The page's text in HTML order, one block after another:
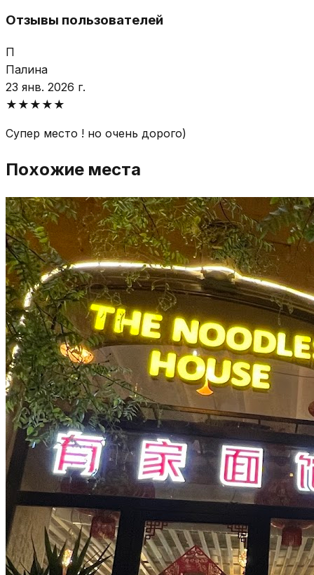
Отзывы пользователей
П
Палина
23 янв. 2026 г.
★ ★ ★ ★ ★
Супер место ! но очень дорого)
Похожие места